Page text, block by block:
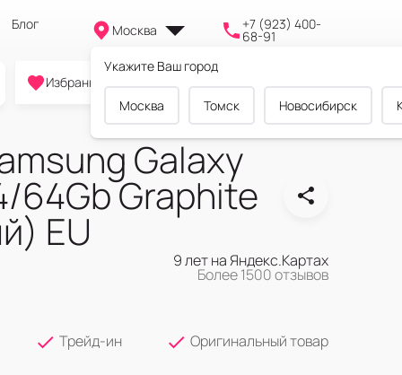
Блог Москва
Укажите Ваш город
Москва Томск Новосибирск
+7 (923) 400-
68-91
0
Избранное Cравнение Корзина
Galaxy
64Gb Graphite
EU
9 лет на Яндекс.Картах
Более 1500 отзывов
Трейд-ин
Оригинальный товар